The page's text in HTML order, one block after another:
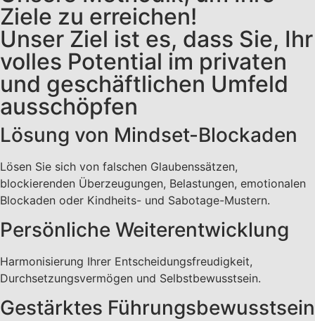
Ziele zu erreichen!
Unser Ziel ist es, dass Sie, Ihr
volles Potential im privaten
und geschäftlichen Umfeld
ausschöpfen
Lösung von Mindset-Blockaden
Lösen Sie sich von falschen Glaubenssätzen,
blockierenden Überzeugungen, Belastungen, emotionalen
Blockaden oder Kindheits- und Sabotage-Mustern.
Persönliche Weiterentwicklung
Harmonisierung Ihrer Entscheidungsfreudigkeit,
Durchsetzungsvermögen und Selbstbewusstsein.
Gestärktes Führungsbewusstsein